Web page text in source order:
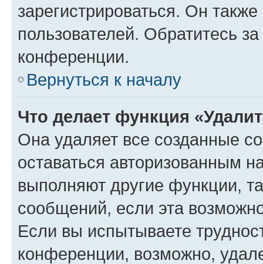
зарегистрироваться. Он
пользователей. Обратитесь
конференции.
Вернуться к началу
Что делает функция
Она удаляет все созданные
оставаться авторизованным
выполняют другие функции,
сообщений, если эта
Если вы испытываете
конференции, возможно,